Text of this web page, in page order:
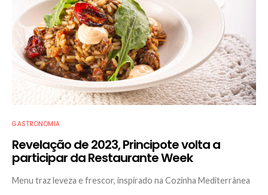
GASTRONOMIA
Revelação de 2023, Principote volta a
participar da Restaurante Week
Menu traz leveza e frescor, inspirado na Cozinha Mediterrânea